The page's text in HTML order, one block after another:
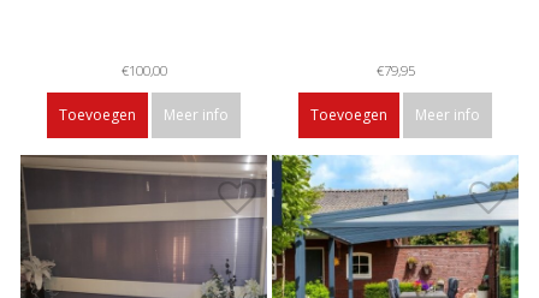
€100,00
Toevoegen Meer info
€79,95
Toevoegen Meer info